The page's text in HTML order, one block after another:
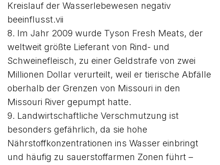
Kreislauf der Wasserlebewesen negativ
beeinflusst.vii
8. Im Jahr 2009 wurde Tyson Fresh Meats, der
weltweit größte Lieferant von Rind- und
Schweinefleisch, zu einer Geldstrafe von zwei
Millionen Dollar verurteilt, weil er tierische Abfälle
oberhalb der Grenzen von Missouri in den
Missouri River gepumpt hatte.
9. Landwirtschaftliche Verschmutzung ist
besonders gefährlich, da sie hohe
Nährstoffkonzentrationen ins Wasser einbringt
und häufig zu sauerstoffarmen Zonen führt –